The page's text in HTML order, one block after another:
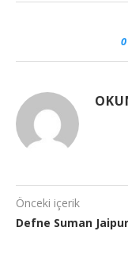
0
Önceki içerik
Defne Suman